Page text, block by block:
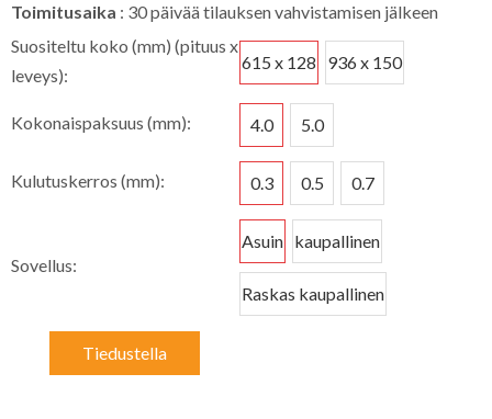
Toimitusaika : 30 päivää tilauksen vahvistamisen jälkeen
Suositeltu koko (mm) (pituus x
leveys):
615 x 128 936 x 150
Kokonaispaksuus (mm): 4.0 5.0
Kulutuskerros (mm): 0.3 0.5 0.7
Sovellus:
Asuin kaupallinen
Raskas kaupallinen
Tiedustella